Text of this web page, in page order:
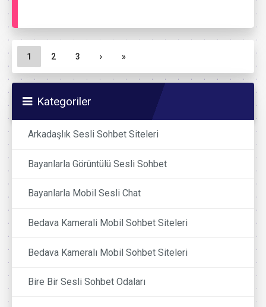
Sayfa gezinme
Geçerli Sayfa
1 Sayfa
2 Sayfa
3 › »
Kategoriler
Arkadaşlık Sesli Sohbet Siteleri
Bayanlarla Görüntülü Sesli Sohbet
Bayanlarla Mobil Sesli Chat
Bedava Kamerali Mobil Sohbet Siteleri
Bedava Kameralı Mobil Sohbet Siteleri
Bire Bir Sesli Sohbet Odaları